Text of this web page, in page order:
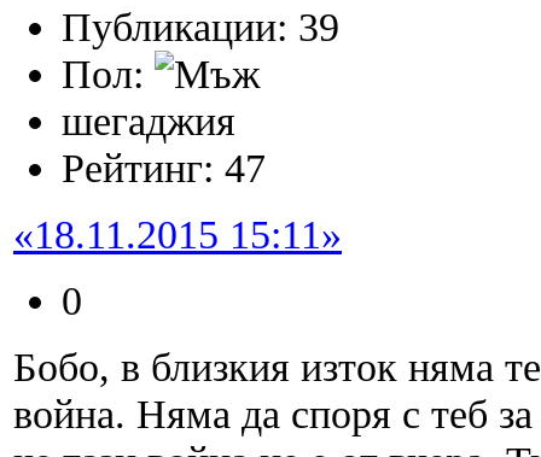
Публикации: 39
Пол:
шегаджия
Рейтинг: 47
«18.11.2015 15:11»
0
Бобо, в близкия изток няма
война. Няма да споря с теб